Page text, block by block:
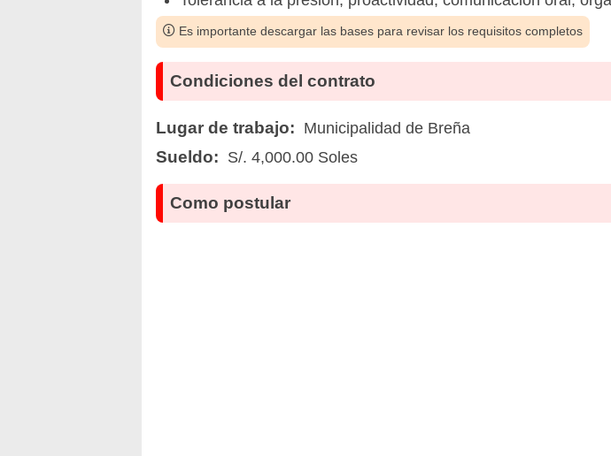
Es importante descargar las bases para revisar los requisitos completos
Condiciones del contrato
Lugar de trabajo: Municipalidad de Breña
Sueldo: S/. 4,000.00 Soles
Como postular